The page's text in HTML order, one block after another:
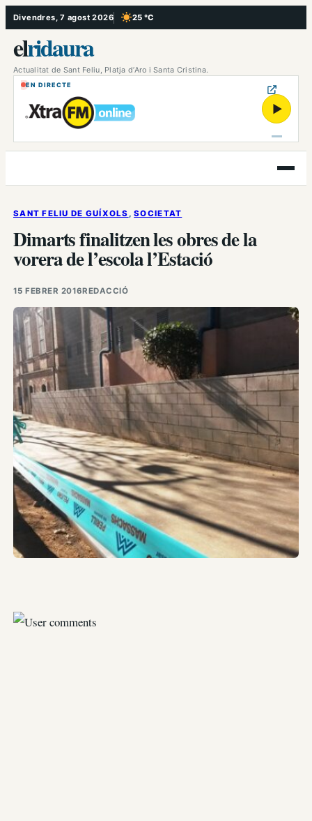
Vés
al
contingut
Divendres, 7 agost 2026 25 °C
, Cel serè
elridaura
Actualitat de Sant Feliu, Platja d’Aro i Santa Cristina.
EN DIRECTE
▶
Obre
el
SANT FELIU DE GUÍXOLS , SOCIETAT
Dimarts finalitzen les obres de la
vorera de l’escola l’Estació
15 FEBRER 2016REDACCIÓ